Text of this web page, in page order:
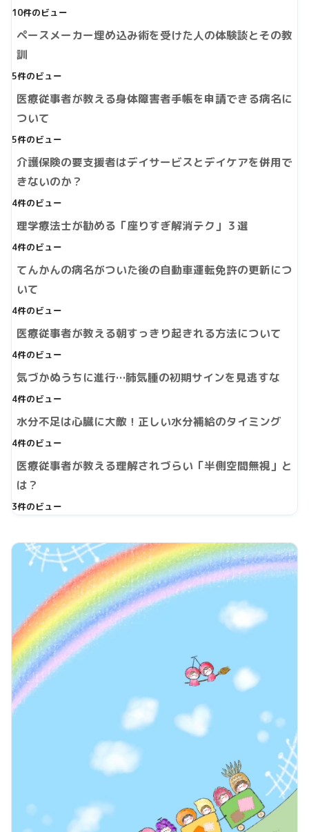
10件のビュー
ペースメーカー埋め込み術を受けた人の体験談とその教
訓
5件のビュー
医療従事者が教える身体障害者手帳を申請できる病名に
ついて
5件のビュー
介護保険の要支援者はデイサービスとデイケアを併用で
きないのか？
4件のビュー
理学療法士が勧める「座りすぎ解消テク」３選
4件のビュー
てんかんの病名がついた後の自動車運転免許の更新につ
いて
4件のビュー
医療従事者が教える朝すっきり起きれる方法について
4件のビュー
気づかぬうちに進行…肺気腫の初期サインを見逃すな
4件のビュー
水分不足は心臓に大敵！正しい水分補給のタイミング
4件のビュー
医療従事者が教える理解されづらい「半側空間無視」と
は？
3件のビュー